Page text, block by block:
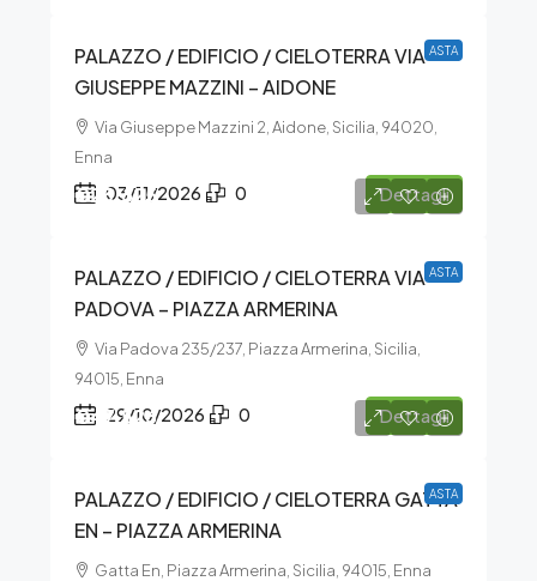
ASTA
PALAZZO / EDIFICIO / CIELOTERRA VIA
GIUSEPPE MAZZINI – AIDONE
Via Giuseppe Mazzini 2, Aidone, Sicilia, 94020,
Enna
03/11/2026 0 Dettagli
ASTA
€23.625
PALAZZO / EDIFICIO / CIELOTERRA VIA
PADOVA – PIAZZA ARMERINA
Via Padova 235/237, Piazza Armerina, Sicilia,
94015, Enna
29/10/2026 0 Dettagli
ASTA
€47.526
PALAZZO / EDIFICIO / CIELOTERRA GATTA
EN – PIAZZA ARMERINA
Gatta En, Piazza Armerina, Sicilia, 94015, Enna